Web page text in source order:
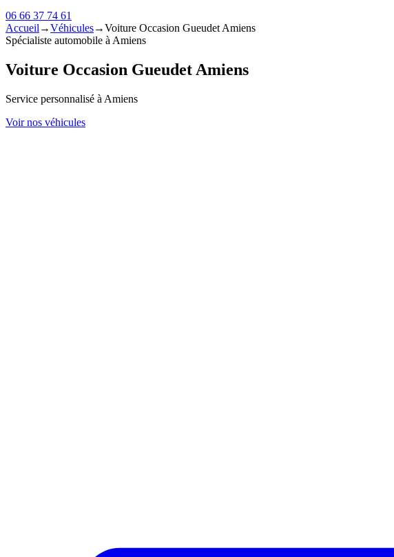
06 66 37 74 61
Accueil →Véhicules→Voiture Occasion Gueudet Amiens
Spécialiste automobile à Amiens
Voiture Occasion Gueudet Amiens
Service personnalisé à Amiens
Voir nos véhicules